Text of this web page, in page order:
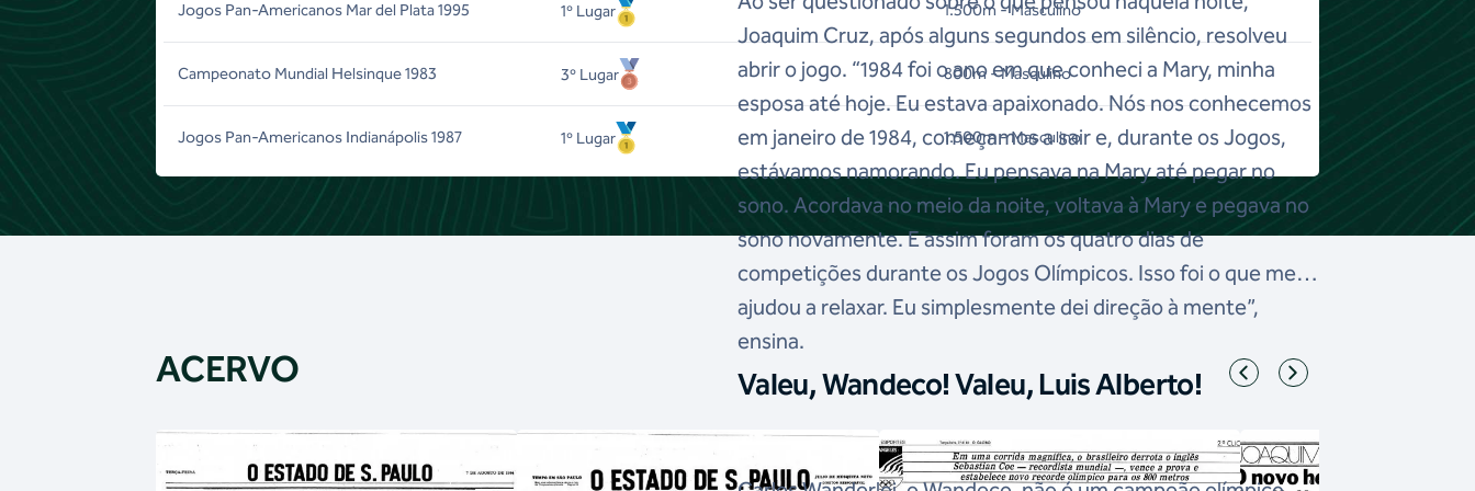
Joaquim Cruz, após alguns segundos em silêncio, resolveu
abrir o jogo. “1984 foi o ano em que conheci a Mary, minha
esposa até hoje. Eu estava apaixonado. Nós nos conhecemos
em janeiro de 1984, começamos a sair e, durante os Jogos,
estávamos namorando. Eu pensava na Mary até pegar no
sono. Acordava no meio da noite, voltava à Mary e pegava no
sono novamente. E assim foram os quatro dias de
competições durante os Jogos Olímpicos. Isso foi o que me
ajudou a relaxar. Eu simplesmente dei direção à mente”,
ensina.
Valeu, Wandeco! Valeu, Luis Alberto!
Jogos Pan-Americanos Mar del Plata 1995 1º Lugar 1.500m - Masculino
Campeonato Mundial Helsinque 1983 3º Lugar 800m - Masculino
Jogos Pan-Americanos Indianápolis 1987 1º Lugar 1.500m - Masculino
ACERVO